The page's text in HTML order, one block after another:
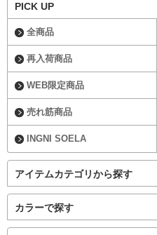
PICK UP
全商品
再入荷商品
WEB限定商品
売れ筋商品
INGNI SOELA
アイテムカテゴリから探す
カラーで探す